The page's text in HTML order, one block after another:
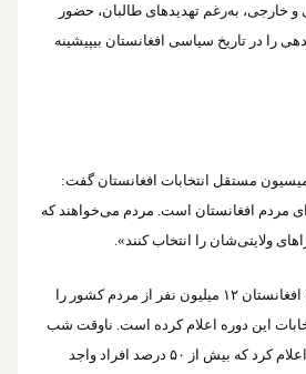
و خارجی، به‌رغم تهدیدهای طالبان، حضور
مردم در پای صندوق‎های رأی‎دهی را در تاریخ سیاسی افغانستان بی‎پیشینه
مستقل انتخابات افغانستان گفت:
مردم افغانستان است. مردم می‌خواهند که
ولایتی‌شان را انتخاب کنند».
کمیسیون مستقل انتخابات افغانستان ۱۲ میلیون نفر از مردم کشور را
این دوره اعلام کرده است. ناوقت شب
گذشته کمیسیون انتخابات اعلام کرد که بیش از ۵۰ درصد افراد واجد